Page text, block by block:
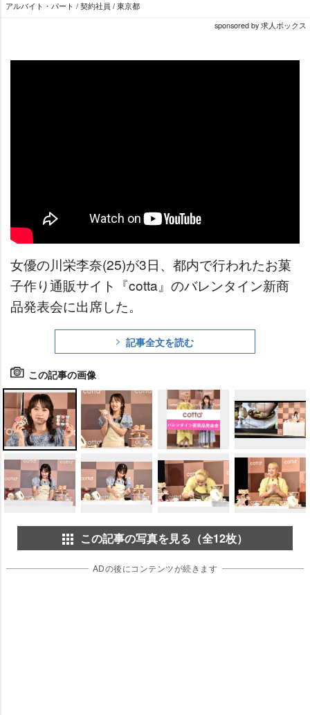
アルバイト・パート / 契約社員 / 東京都
sponsored by 求人ボックス
女優の川栄李奈(25)が3日、都内で行われたお菓
子作り通販サイト『cotta』のバレンタイン新商
品発表会に出席した。
記事全文を読む
この記事の画像
この記事の写真を見る（全12枚）
ADの後にコンテンツが続きます